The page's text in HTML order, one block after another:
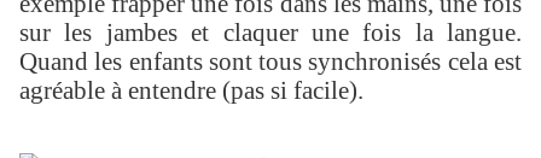
sur les jambes et claquer une fois la langue.
Quand les enfants sont tous synchronisés cela est
agréable à entendre (pas si facile).